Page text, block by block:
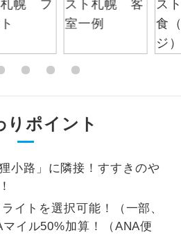
りポイント
小路」に隣接！すすきのや
イトを選択可能！（一部、
イル50%加算！（ANA便
泊ホテルに露天風呂が付いていま
泊ホテルに大浴場が付いています。
のお食事が付いていますので、お食
心配はいりません。（機内食を除
ます。
の音を気にせず、ガイドさんの説明
っくり聞くことができます。
成立となります。
なりますので、コールセ